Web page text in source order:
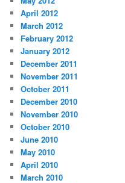
April 2012
March 2012
February 2012
January 2012
December 2011
November 2011
October 2011
December 2010
November 2010
October 2010
June 2010
May 2010
April 2010
March 2010